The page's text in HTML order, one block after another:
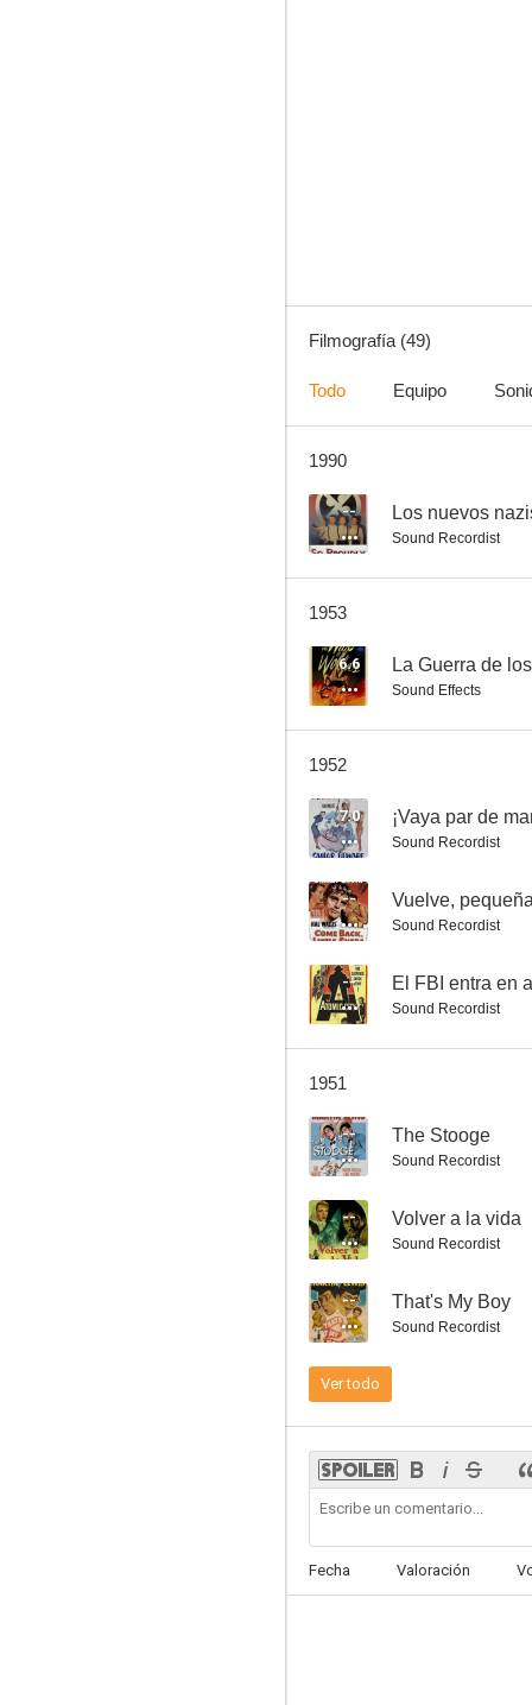
Los viajes de Sullivan
La Guerra de los Mundos
Fuerte solitario
Filmografía (49)
Todo Equipo
1990
-- Los nuevos
Sound Recordist
1953
6.6 La Guerra de
Sound Effects
1952
7.0 ¡Vaya par de
Sound Recordist
-- Vuelve,
Sound Recordist
-- El FBI entra en
Sound Recordist
1951
-- The Stooge
Sound Recordist
-- Volver a la vida
Sound Recordist
-- That's My Boy
Sound Recordist
Ver todo
Fecha Valoración